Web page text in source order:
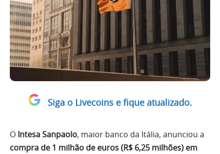
Siga o Livecoins e fique atualizado.
O Intesa Sanpaolo, maior banco da Itália, anunciou a
compra de 1 milhão de euros (R$ 6,25 milhões) em